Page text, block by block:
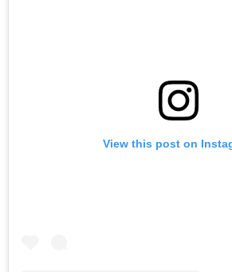
View this post on